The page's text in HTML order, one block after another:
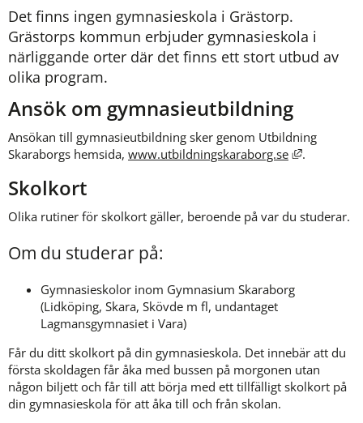
Det finns ingen gymnasieskola i Grästorp.
Grästorps kommun erbjuder gymnasieskola i
närliggande orter där det finns ett stort utbud av
olika program.
Ansök om gymnasieutbildning
Ansökan till gymnasieutbildning sker genom Utbildning
Skaraborgs hemsida, www.utbildningskaraborg.se Länk till
.
Skolkort
Olika rutiner för skolkort gäller, beroende på var du studerar.
Om du studerar på:
Gymnasieskolor inom Gymnasium Skaraborg
(Lidköping, Skara, Skövde m fl, undantaget
Lagmansgymnasiet i Vara)
Får du ditt skolkort på din gymnasieskola. Det innebär att du
första skoldagen får åka med bussen på morgonen utan
någon biljett och får till att börja med ett tillfälligt skolkort på
din gymnasieskola för att åka till och från skolan.